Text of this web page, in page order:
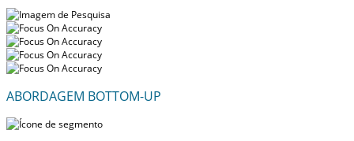
ABORDAGEM BOTTOM-UP